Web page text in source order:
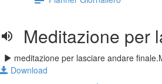
Meditazione per
meditazione per lasciare andare
Download